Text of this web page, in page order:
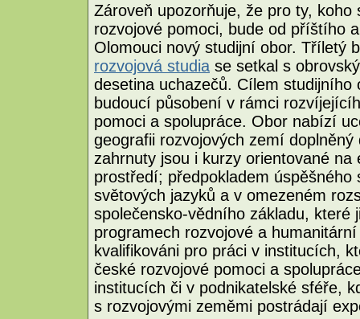
Zároveň upozorňuje, že pro ty,
rozvojové pomoci, bude od příštího
Olomouci nový studijní obor. Tříletý
rozvojová studia se setkal s
desetina uchazečů. Cílem
budoucí působení v rámci
pomoci a spolupráce. Obor nabízí
geografii rozvojových zemí
zahrnuty jsou i kurzy orientované
prostředí; předpokladem
světových jazyků a v omezeném
společensko-vědního základu, které
programech rozvojové a
kvalifikováni pro práci v institucích,
české rozvojové pomoci a
institucích či v podnikatelské sféře,
s rozvojovými zeměmi postrádají